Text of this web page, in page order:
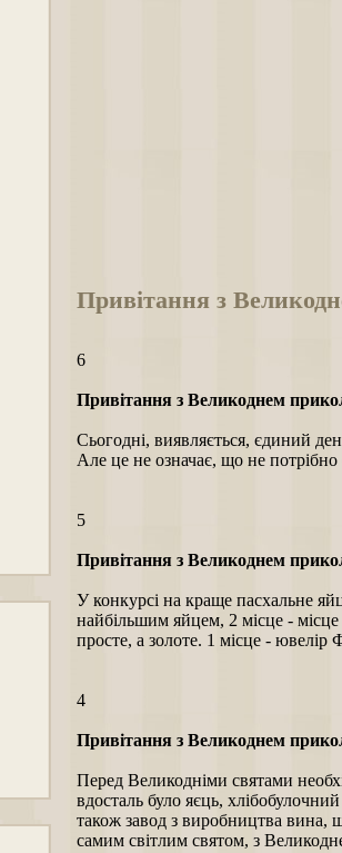
Привітання з
6
Привітання з Великоднем
Сьогодні, виявляється, єдиний
Але це не означає, що не
5
Привітання з Великоднем
У конкурсі на краще пасхальне
найбільшим яйцем, 2 місце -
просте, а золоте. 1 місце -
4
Привітання з Великоднем
Перед Великодніми святами
вдосталь було яєць,
також завод з виробництва вина,
самим світлим святом, з